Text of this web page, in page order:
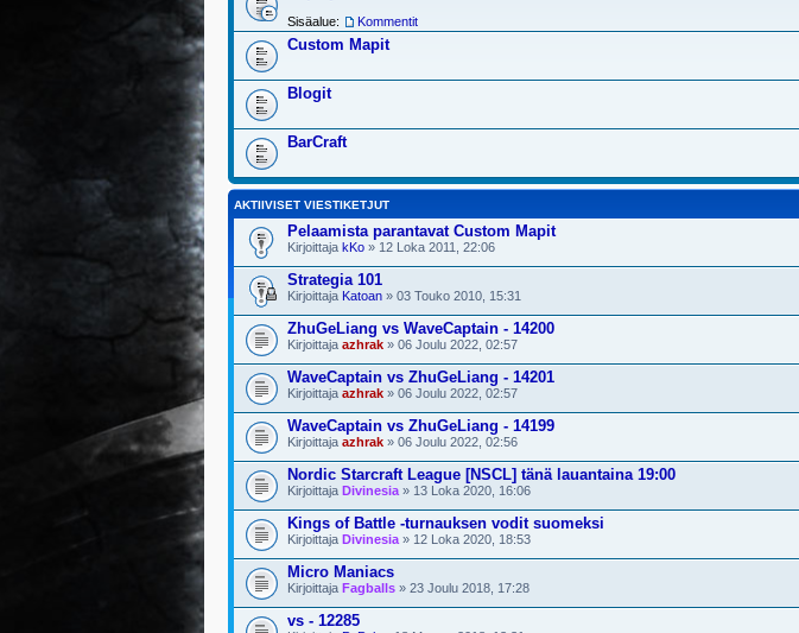
Sisäalue: Kommentit
Custom Mapit
Blogit
BarCraft
AKTIIVISET VIESTIKETJUT
Pelaamista parantavat Custom Mapit
Kirjoittaja kKo » 12 Loka 2011, 22:06
Strategia 101
Kirjoittaja Katoan » 03 Touko 2010, 15:31
ZhuGeLiang vs WaveCaptain - 14200
Kirjoittaja azhrak » 06 Joulu 2022, 02:57
WaveCaptain vs ZhuGeLiang - 14201
Kirjoittaja azhrak » 06 Joulu 2022, 02:57
WaveCaptain vs ZhuGeLiang - 14199
Kirjoittaja azhrak » 06 Joulu 2022, 02:56
Nordic Starcraft League [NSCL] tänä lauantaina 19:00
Kirjoittaja Divinesia » 13 Loka 2020, 16:06
Kings of Battle -turnauksen vodit suomeksi
Kirjoittaja Divinesia » 12 Loka 2020, 18:53
Micro Maniacs
Kirjoittaja Fagballs » 23 Joulu 2018, 17:28
vs - 12285